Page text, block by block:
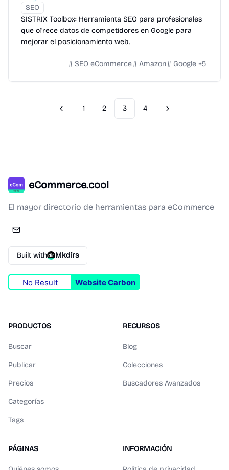
SEO
SISTRIX Toolbox: Herramienta SEO para profesionales
que ofrece datos de competidores en Google para
mejorar el posicionamiento web.
SEO eCommerce Amazon Google +5
Previous
1 2 3 4 Next
eCommerce.cool
El mayor directorio de herramientas para eCommerce
Built with Mkdirs
No Result Website Carbon
PRODUCTOS
Buscar
Publicar
Precios
Categorías
Tags
RECURSOS
Blog
Colecciones
Buscadores Avanzados
PÁGINAS INFORMACIÓN